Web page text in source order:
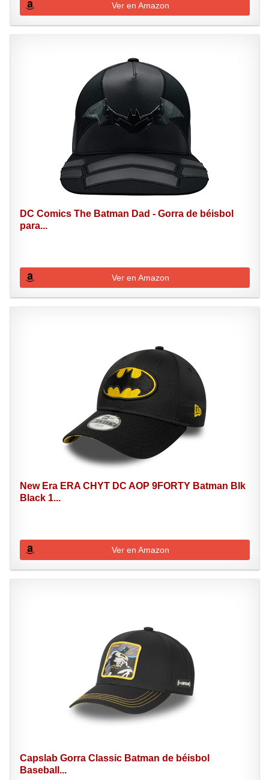
Ver en Amazon
DC Comics The Batman Dad - Gorra de béisbol
para...
Ver en Amazon
New Era ERA CHYT DC AOP 9FORTY Batman Blk
Black 1...
Ver en Amazon
Capslab Gorra Classic Batman de béisbol
Baseball...